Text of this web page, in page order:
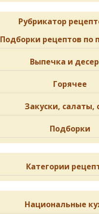
Рубрикатор
Подборки рецептов по
Выпечка и
Горячее
Закуски, салаты,
Подборки
Категории
Национальные